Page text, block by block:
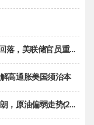
重申鹰派立场推动美元回升
高通胀美国须治本
弱走势(20221128收评)